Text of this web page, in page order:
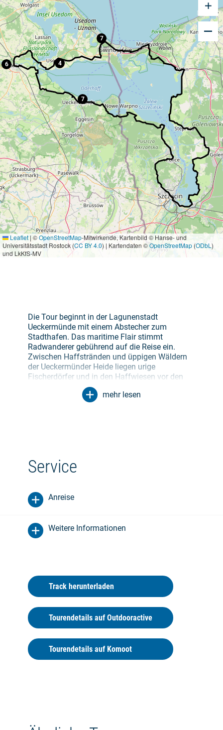
7
6 4
7
Leaflet | ©OpenStreetMap-Mitwirkende, Kartenbild © Hanse- und
Universitätsstadt Rostock (CC BY 4.0) | Kartendaten ©OpenStreetMap (ODbL )
und LkKfS-MV
Die Tour beginnt in der Lagunenstadt
Ueckermünde mit einem Abstecher zum
Stadthafen. Das maritime Flair stimmt
Radwanderer gebührend auf die Reise ein.
Zwischen Haffstränden und üppigen Wäldern
der Ueckermünder Heide liegen urige
Fischerdörfer und in den Haffwiesen vor den
Toren Anklams brüten zahlreiche Vögel. Für
Abwechslung sorgt ein Besuch des Lilienthal-
Kaiserbäder verwöhnt mit himmlischer Ruhe
und frischem Fisch. Hinter dem 69 Meter hohen
ganzen Schönheit. Über der rauschenden
Ostsee thront die bekannte Seebrücke. Auch
herrlicher Bäderarchitektur.
Dort bietet die 75 Meter hohe Küste ein
eindrucksvolles Panorama über die gesamte
Pommersche Bucht. Am Ostufer des Stettiner
Haffs führt der Weg zwischen Sumpfwiesen
und einem weiten Waldgebiet nach Stepnice.
Im nahe gelegenen Czarnocin grast in der
Die Fahrt durch das Mündungsgebiet der Oder
mehr lesen
Service
Anreise
Weitere Informationen
Track herunterladen
Tourendetails auf Outdooractive
Tourendetails auf Komoot